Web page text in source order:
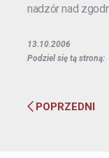
nadzór nad
13.10.2006
Podziel się tą stroną:
POPRZEDNI